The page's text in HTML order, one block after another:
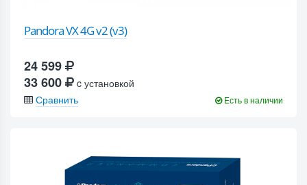
Pandora VX 4G v2 (v3)
24 599
33 600
c установкой
Сравнить
Есть в наличии